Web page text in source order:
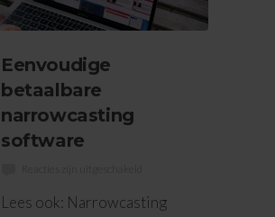
Eenvoudige
betaalbare
narrowcasting
software
Lees ook: Narrowcasting